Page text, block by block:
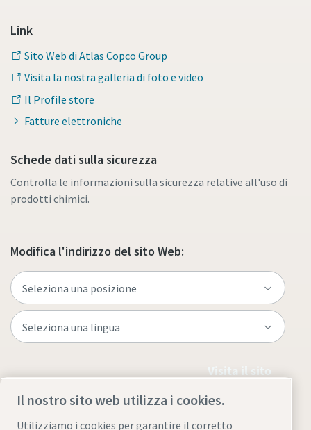
Link
Sito Web di Atlas Copco Group
Visita la nostra galleria di foto e video
Il Profile store
Fatture elettroniche
Schede dati sulla sicurezza
Controlla le informazioni sulla sicurezza relative all'uso di
prodotti chimici.
Modifica l'indirizzo del sito Web:
Visita il sito
Il nostro sito web utilizza i cookies.
Utilizziamo i cookies per garantire il corretto